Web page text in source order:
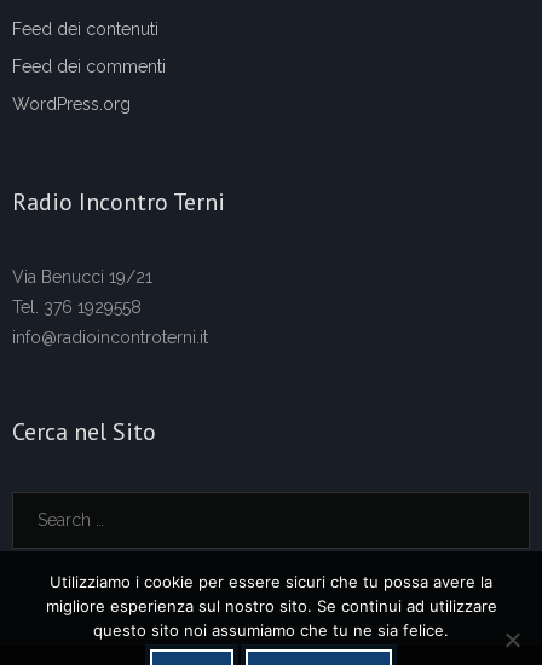
Feed dei contenuti
Feed dei commenti
WordPress.org
Radio Incontro Terni
Via Benucci 19/21
Tel. 376 1929558
info@radioincontroterni.it
Cerca nel Sito
Utilizziamo i cookie per essere sicuri che tu possa avere la
migliore esperienza sul nostro sito. Se continui ad utilizzare
questo sito noi assumiamo che tu ne sia felice.